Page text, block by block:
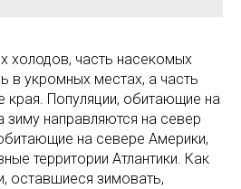
холодов, часть насекомых
в укромных местах, а часть
края. Популяции, обитающие на
зиму направляются на север
на севере Америки,
территории Атлантики. Как
оставшиеся зимовать,